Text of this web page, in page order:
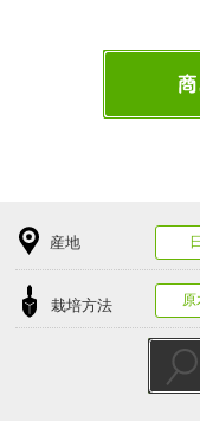
産地
栽培方法 原